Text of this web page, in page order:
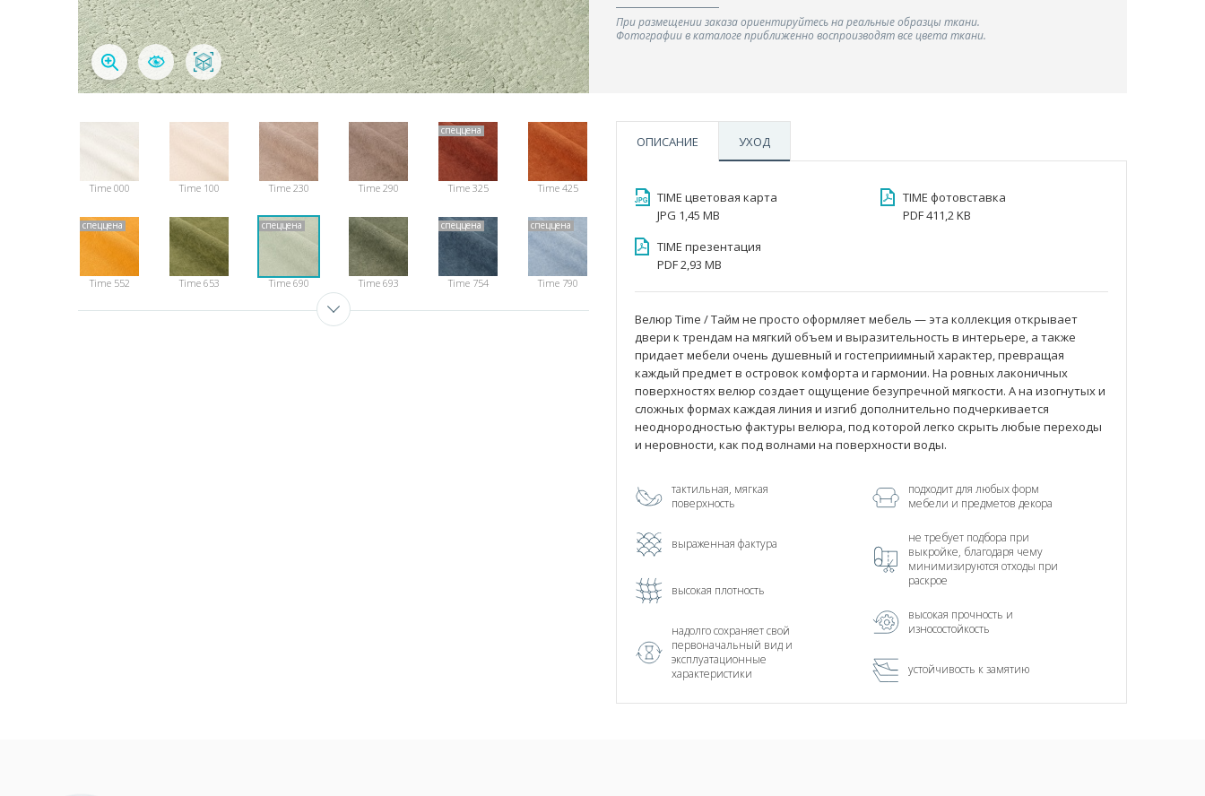
Time 000 Time 100 Time 230 Time 290
спеццена
Time 325 Time 425
спеццена
Time 552 Time 653
спеццена
Time 690 Time 693
спеццена
Time 754
спеццена
Time 790
При размещении заказа ориентируйтесь на реальные образцы ткани.
Фотографии в каталоге приближенно воспроизводят все цвета ткани.
ОПИСАНИЕ УХОД
TIME цветовая карта
JPG 1,45 MB
TIME фотовставка
PDF 411,2 KB
TIME презентация
PDF 2,93 MB
Велюр Time / Тайм не просто оформляет мебель — эта коллекция открывает
двери к трендам на мягкий объем и выразительность в интерьере, а также
придает мебели очень душевный и гостеприимный характер, превращая
каждый предмет в островок комфорта и гармонии. На ровных лаконичных
поверхностях велюр создает ощущение безупречной мягкости. А на изогнутых и
сложных формах каждая линия и изгиб дополнительно подчеркивается
неоднородностью фактуры велюра, под которой легко скрыть любые переходы
и неровности, как под волнами на поверхности воды.
тактильная, мягкая
поверхность
выраженная фактура
высокая плотность
надолго сохраняет свой
первоначальный вид и
эксплуатационные
характеристики
подходит для любых форм
мебели и предметов декора
не требует подбора при
выкройке, благодаря чему
минимизируются отходы при
раскрое
высокая прочность и
износостойкость
устойчивость к замятию